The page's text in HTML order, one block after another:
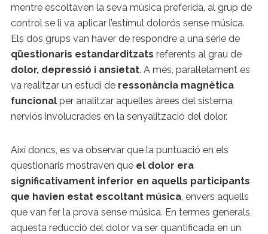
mentre escoltaven la seva música preferida, al grup de
control se li va aplicar l’estímul dolorós sense música.
Els dos grups van haver de respondre a una sèrie de
qüestionaris estandarditzats referents al grau de
dolor, depressió i ansietat. A més, paral·lelament es
va realitzar un estudi de ressonància magnètica
funcionalper analitzar aquelles àrees del sistema
nerviós involucrades en la senyalització del dolor.
Així doncs, es va observar que la puntuació en els
qüestionaris mostraven que el dolor era
significativament inferior en aquells participants
que havien estat escoltant música, envers aquells
que van fer la prova sense música. En termes generals,
aquesta reducció del dolor va ser quantificada en un